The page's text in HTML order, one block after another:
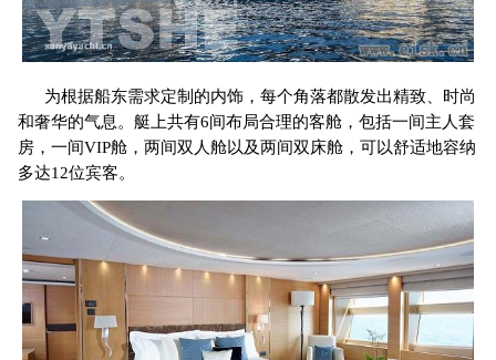
为根据船东需求定制的内饰，每个角落都散发出精致、时尚
和奢华的气息。艇上共有6间布局合理的客舱，包括一间主人套
房，一间VIP舱，两间双人舱以及两间双床舱，可以舒适地容纳
多达12位宾客。